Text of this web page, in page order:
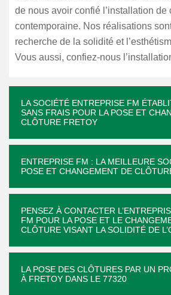
de nous avoir confié l’installation de
contemporaine. Nos réalisations
recherche de la solidité et
Vous aussi, confiez-nous
LA SOCIÉTÉ ENTREPRISE FM
SANS FRAIS POUR LA POSE ET
CLÔTURE FRETOY
ENTREPRISE FM : LA MEILLEURE
POSE ET CHANGEMENT DE
PENSEZ À CONTACTER
FM POUR LA POSE ET LE
CLÔTURE VISANT LA SOLIDITÉ DE
LA POSE DES CLÔTURES PAR UN
À FRETOY DANS LE 77320